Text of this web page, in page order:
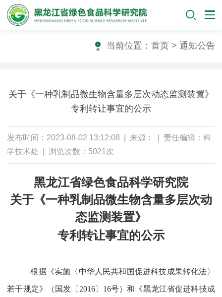
当前位置： 首页> 通知公告
关于《一种乳制品微生物含量多层次动态监测装置》
专利转让事宜的公示
发布时间：2023-08-02 13:12:08 | 来源： | 责任编辑：科
学技术处 | 浏览次数：5021次
黑龙江省绿色食品科学研究院
关于《一种乳制品微生物含量多层次动
态监测装置》
专利转让事宜的公示
根据《实施〈中华人民共和国促进科技成果转化法〉
若干规定》（国发〔2016〕16号）和《黑龙江省促进科技成